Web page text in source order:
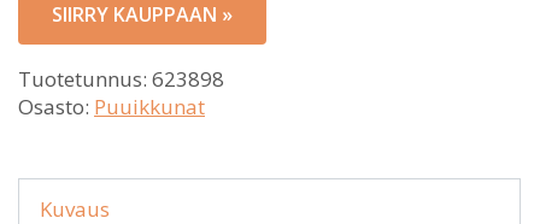
SIIRRY KAUPPAAN »
Tuotetunnus: 623898
Osasto: Puuikkunat
Kuvaus